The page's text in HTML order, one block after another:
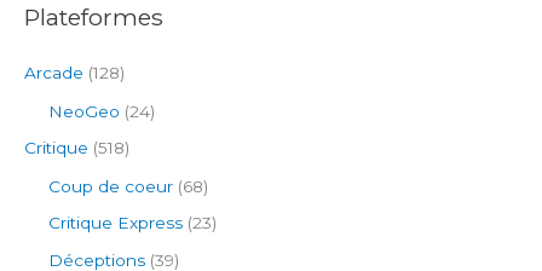
Plateformes
Arcade (128)
NeoGeo (24)
Critique (518)
Coup de coeur (68)
Critique Express (23)
Déceptions (39)